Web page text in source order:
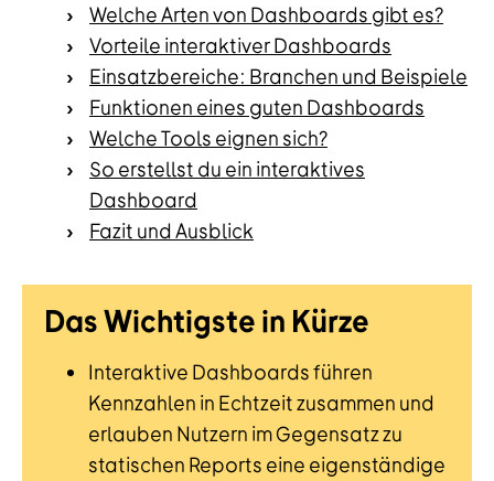
Welche Arten von Dashboards gibt es?
Vorteile interaktiver Dashboards
Einsatzbereiche: Branchen und Beispiele
Funktionen eines guten Dashboards
Welche Tools eignen sich?
So erstellst du ein interaktives
Dashboard
Fazit und Ausblick
Das Wichtigste in Kürze
Interaktive Dashboards führen
Kennzahlen in Echtzeit zusammen und
erlauben Nutzern im Gegensatz zu
statischen Reports eine eigenständige